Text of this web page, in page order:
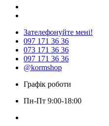
Зателефонуйте мені!
097 171 36 36
073 171 36 36
097 171 36 36
@kormshop
Графік роботи
Пн-Пт 9:00-18:00